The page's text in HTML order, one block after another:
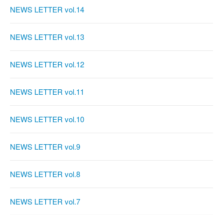
NEWS LETTER vol.14
NEWS LETTER vol.13
NEWS LETTER vol.12
NEWS LETTER vol.11
NEWS LETTER vol.10
NEWS LETTER vol.9
NEWS LETTER vol.8
NEWS LETTER vol.7